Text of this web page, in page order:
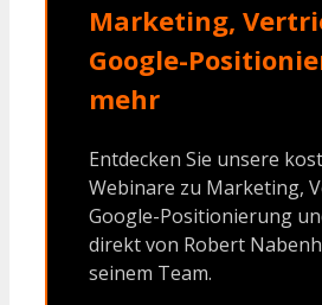
Marketing,
Google-
mehr
Entdecken Sie unsere
Webinare zu Marketing,
Google-Positionierung
direkt von Robert
seinem Team.